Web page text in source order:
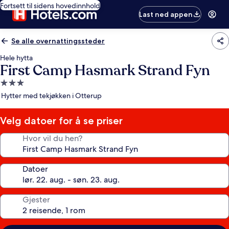
Fortsett til sidens hovedinnhold
Last ned appen
Se alle overnattingssteder
Hele hytta
First Camp Hasmark Strand Fyn
Overnattingssted
med
stjerner
Hytter med tekjøkken i Otterup
Velg datoer for å se priser
Hvor vil du hen?
Datoer
Gjester